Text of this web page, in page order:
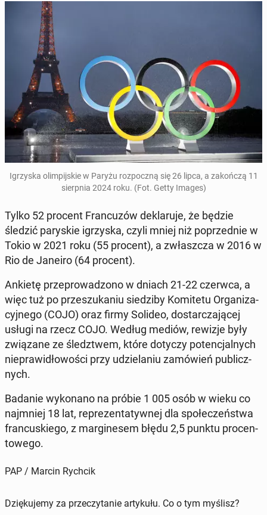
Igrzy­ska olim­pij­skie w Paryżu roz­pocz­ną się 26 lipca, a za­koń­czą 11
sierp­nia 2024 roku. (Fot. Getty Images)
Tylko 52 procent Fran­cu­zów de­kla­ru­je, że będzie
śledzić pa­ry­skie igrzy­ska, czyli mniej niż po­przed­nie w
Tokio w 2021 roku (55 procent), a zwłasz­cza w 2016 w
Rio de Janeiro (64 procent).
Ankietę prze­pro­wa­dzo­no w dniach 21-22 czerwca, a
więc tuż po prze­szu­ka­niu sie­dzi­by Ko­mi­te­tu Or­ga­ni­za­
cyj­ne­go (COJO) oraz firmy Solideo, do­star­cza­ją­cej
usługi na rzecz COJO. Według mediów, rewizje były
zwią­za­ne ze śledz­twem, które dotyczy po­ten­cjal­nych
nie­pra­wi­dło­wo­ści przy udzie­la­niu za­mó­wień pu­blicz­
nych.
Badanie wy­ko­na­no na próbie 1 005 osób w wieku co
naj­mniej 18 lat, re­pre­zen­ta­tyw­nej dla spo­łe­czeń­stwa
fran­cu­skie­go, z mar­gi­ne­sem błędu 2,5 punktu pro­cen­
to­we­go.
PAP / Marcin Rychcik
Dziękujemy za przeczytanie artykułu. Co o tym myślisz?